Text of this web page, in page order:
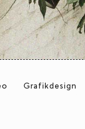
Grafikdesign